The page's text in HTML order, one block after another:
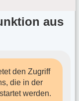
aus
den Zugriff
die in der
werden.